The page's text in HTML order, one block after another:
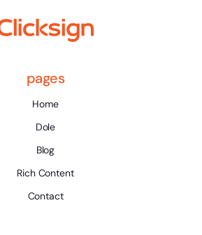
pages
Home
Dole
Blog
Rich Content
Contact